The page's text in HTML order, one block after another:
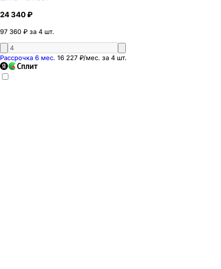
24 340 ₽
97 360 ₽ за 4 шт.
Рассрочка 6 мес. 16 227 ₽/мес. за 4 шт.